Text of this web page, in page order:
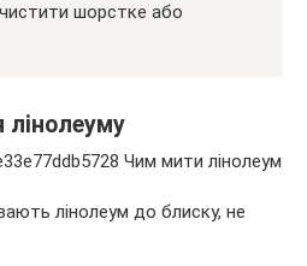
шорстке або
лінолеуму
лінолеум до блиску, не